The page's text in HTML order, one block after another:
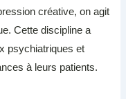
créative, on agit
Cette discipline a
psychiatriques et
à leurs patients.